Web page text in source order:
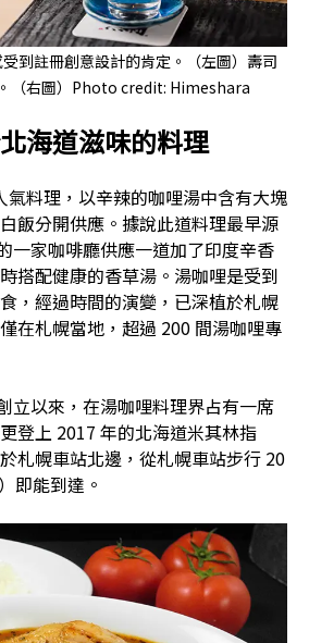
到註冊創意設計的肯定。（左圖）壽司
（右圖）Photo credit: Himeshara
海道滋味的料理
氣料理，以辛辣的咖哩湯中含有大塊
飯分開供應。據說此道料理最早源
一家咖啡廳供應一道加了印度辛香
搭配健康的香草湯。湯咖哩是受到
，經過時間的演變，已深植於札幌
在札幌當地，超過 200 間湯咖哩專
立以來，在湯咖哩料理界占有一席
登上 2017 年的北海道米其林指
札幌車站北邊，從札幌車站步行 20
即能到達。